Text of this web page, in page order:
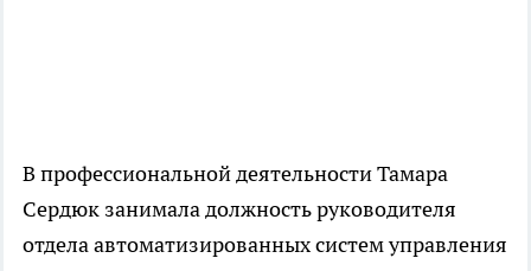
В профессиональной деятельности Тамара
Сердюк занимала должность руководителя
отдела автоматизированных систем управления